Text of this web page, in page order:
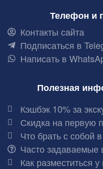
Телефон и
Контакты сайта
Подписаться в
Написать в
Полезная
Кэшбэк 10% за
Скидка на первую
Что брать с собой
Часто задаваемые
Как разместиться у